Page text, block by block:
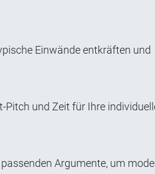
Einwände entkräften und
und Zeit für Ihre
Argumente, um